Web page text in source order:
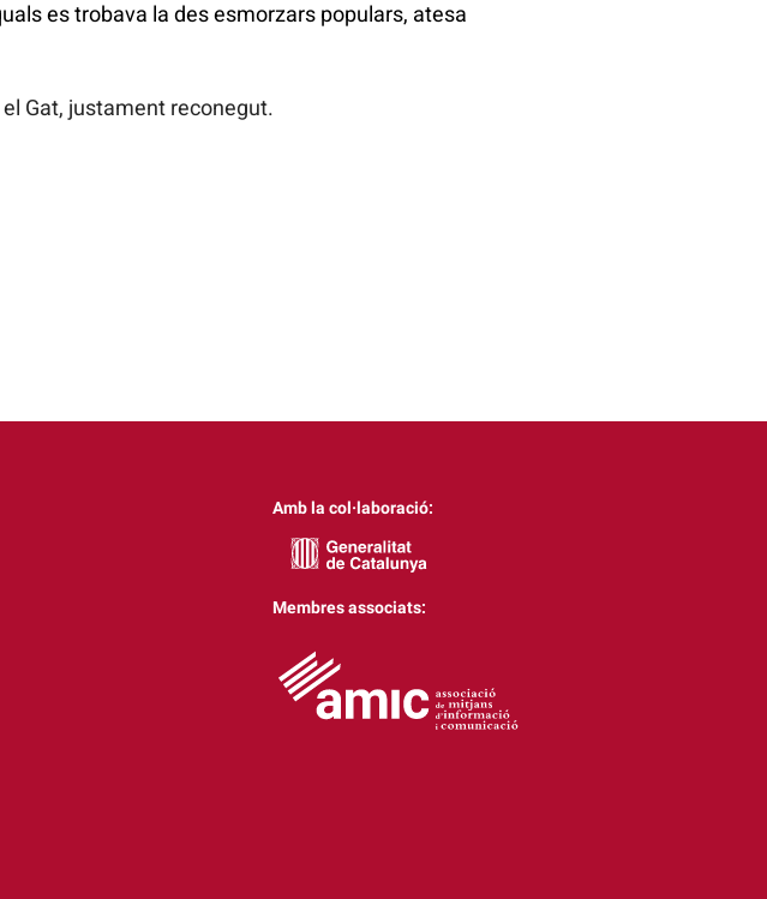
es trobava la des esmorzars populars, atesa
Gat, justament reconegut.
Amb la col·laboració:
Membres associats: